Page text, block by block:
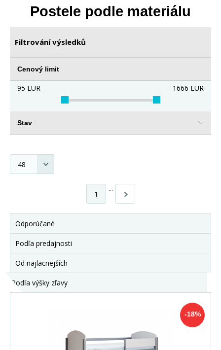
Postele podle materiálu
Filtrování výsledků
Cenový limit
95 EUR 1666 EUR
Stav
1
...
Odporúčané
Podľa predajnosti
Od najlacnejších
Podľa výšky zľavy
-18%